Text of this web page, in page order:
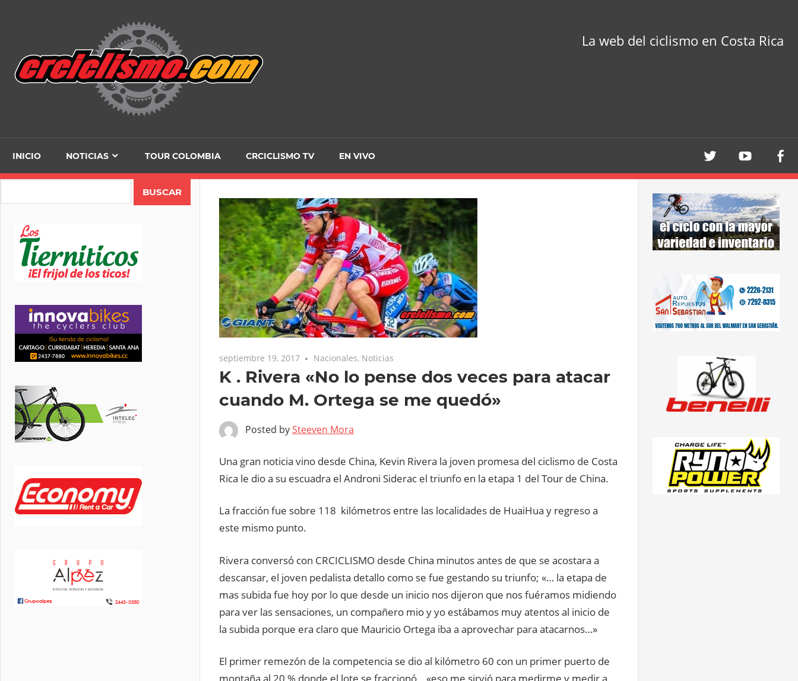
La web del ciclismo en Costa Rica
INICIO NOTICIAS TOUR COLOMBIA CRCICLISMO TV EN VIVO
septiembre 19, 2017 Nacionales, Noticias
K . Rivera «No lo pense dos veces para atacar
cuando M. Ortega se me quedó»
Posted bySteeven Mora
Una gran noticia vino desde China, Kevin Rivera la joven promesa del ciclismo de Costa
Rica le dio a su escuadra el Androni Siderac el triunfo en la etapa 1 del Tour de China.
La fracción fue sobre 118 kilómetros entre las localidades de HuaiHua y regreso a
este mismo punto.
Rivera conversó con CRCICLISMO desde China minutos antes de que se acostara a
descansar, el joven pedalista detallo como se fue gestando su triunfo; «… la etapa de
mas subida fue hoy por lo que desde un inicio nos dijeron que nos fuéramos midiendo
para ver las sensaciones, un compañero mio y yo estábamos muy atentos al inicio de
la subida porque era claro que Mauricio Ortega iba a aprovechar para atacarnos…»
El primer remezón de la competencia se dio al kilómetro 60 con un primer puerto de